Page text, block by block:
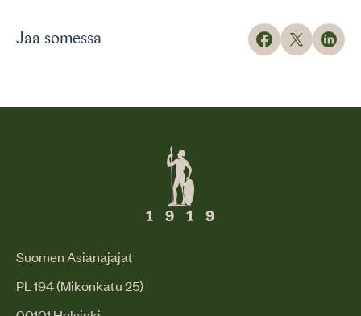
Jaa somessa
Suomen Asianajajat
PL 194 (Mikonkatu 25)